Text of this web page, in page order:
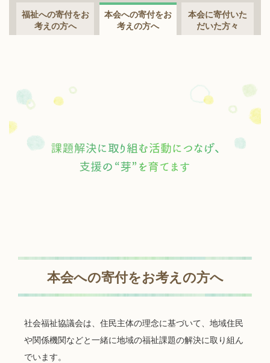
福祉への寄付をお
考えの方へ
本会への寄付をお
考えの方へ
本会に寄付いた
だいた方々
本会への寄付をお考えの方へ
社会福祉協議会は、住民主体の理念に基づいて、地域住民
や関係機関などと一緒に地域の福祉課題の解決に取り組ん
でいます。